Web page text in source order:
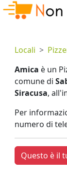
Locali
Amica è un
comune di
Siracusa,
Per
numero di
Questo è il